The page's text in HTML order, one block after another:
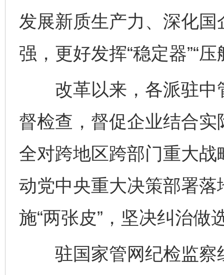
发展新质生产力、深化
强，更好发挥“稳定器”“
改革以来，各派驻中
督检查，督促企业结合
全对跨地区跨部门重大
动党中央重大决策部署
施“两张皮”，坚决纠治做
驻国家管网纪检监察